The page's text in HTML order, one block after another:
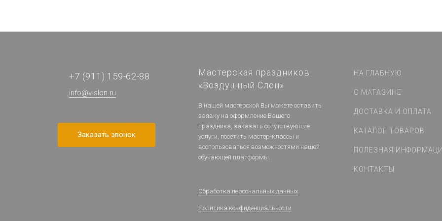
+7 (911) 159-62-88
info@v-slon.ru
Заказать звонок
Мастерская праздников
«Воздушный Слон»
В нашей мастерской Вы можете оставить
заявку на оформление Вашего
праздника, заказать сопутствующие
услуги, посетить мастер-классы и
воспользоваться возможностями нашей
обучающей платформы.
Обработка персональных данных
Политика конфиденциальности
НА ГЛАВНУЮ
О МАГАЗИНЕ
ДОСТАВКА И ОПЛАТА
КАТАЛОГ ТОВАРОВ
ПОЛЕЗНАЯ
КОНТАКТЫ